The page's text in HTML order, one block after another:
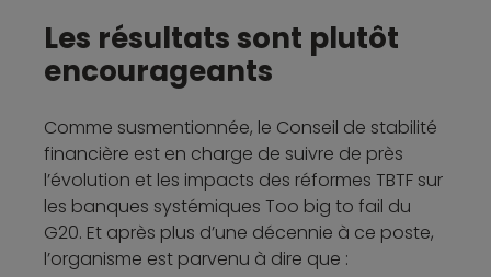
Les résultats sont plutôt
encourageants
Comme susmentionnée, le Conseil de stabilité
financière est en charge de suivre de près
l’évolution et les impacts des réformes TBTF sur
les banques systémiques Too big to fail du
G20. Et après plus d’une décennie à ce poste,
l’organisme est parvenu à dire que :